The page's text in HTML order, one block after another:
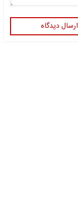
ارسال دیدگاه